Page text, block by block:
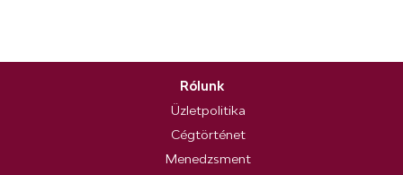
Rólunk
Üzletpolitika
Cégtörténet
Menedzsment